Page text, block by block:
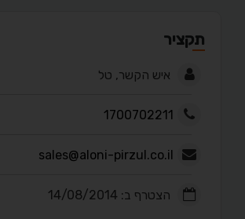
תקציר
איש הקשר, טל
1700702211
sales@aloni-pirzul.co.il
הצטרף ב: 14/08/2014